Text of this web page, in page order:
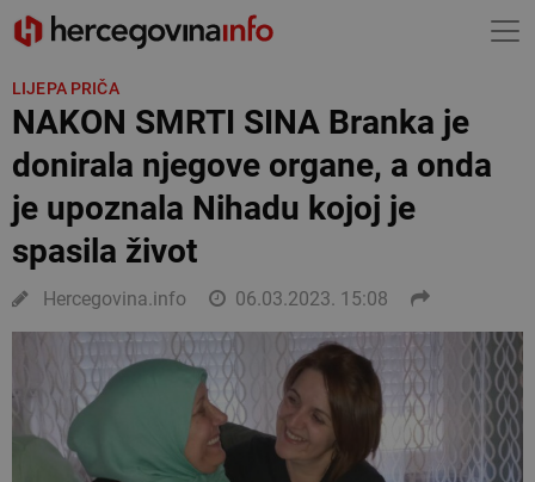
LIJEPA PRIČA
NAKON SMRTI SINA Branka je
donirala njegove organe, a onda
je upoznala Nihadu kojoj je
spasila život
Hercegovina.info 06.03.2023. 15:08